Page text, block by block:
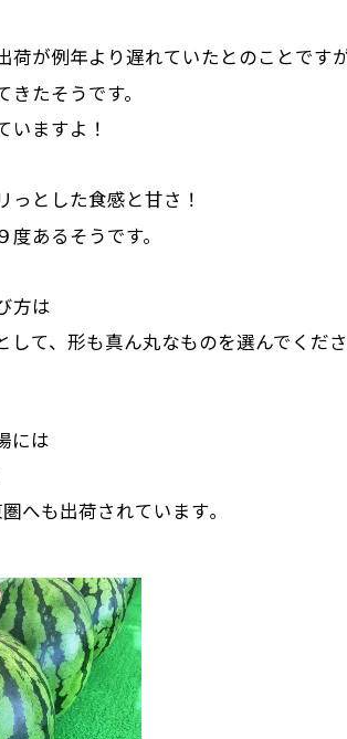
荷が例年より遅れていたとのことです
たそうです。
いますよ！
っとした食感と甘さ！
あるそうです。
方は
して、形も真ん丸なものを選んでくだ
には
へも出荷されています｡